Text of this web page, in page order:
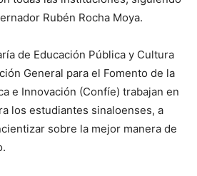
Rubén Rocha Moya.
de Educación Pública y Cultura
General para el Fomento de la
e Innovación (Confíe) trabajan en
los estudiantes sinaloenses, a
sobre la mejor manera de